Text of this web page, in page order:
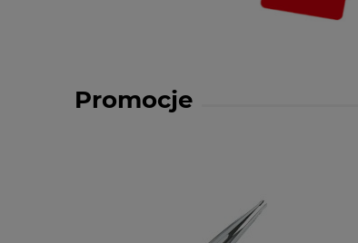
Promocje